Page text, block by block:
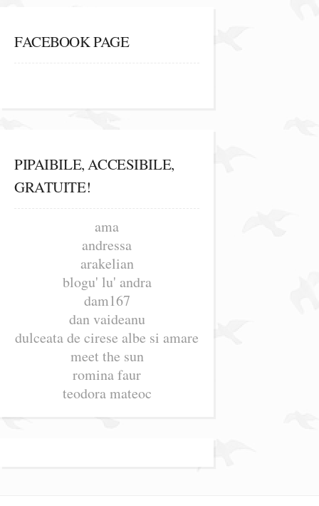
FACEBOOK PAGE
PIPAIBILE, ACCESIBILE,
GRATUITE!
ama
andressa
arakelian
blogu' lu' andra
dam167
dan vaideanu
dulceata de cirese albe si amare
meet the sun
romina faur
teodora mateoc